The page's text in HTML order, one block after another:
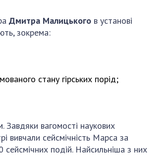
Дмитра Малицького в установі
зокрема:
стану гірських порід;
Завдяки вагомості наукових
вивчали сейсмічність Марса за
подій. Найсильніша з них